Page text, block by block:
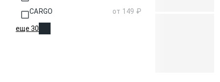
CARGO от 149 ₽
еще 30